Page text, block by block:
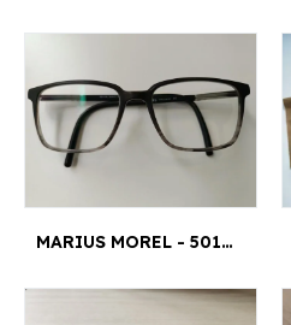
MARIUS MOREL - 50111M 53¤17